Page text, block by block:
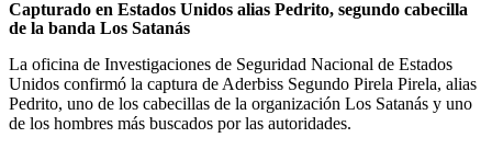
Capturado en Estados Unidos alias Pedrito, segundo cabecilla
de la banda Los Satanás
La oficina de Investigaciones de Seguridad Nacional de Estados
Unidos confirmó la captura de Aderbiss Segundo Pirela Pirela, alias
Pedrito, uno de los cabecillas de la organización Los Satanás y uno
de los hombres más buscados por las autoridades.